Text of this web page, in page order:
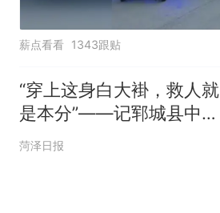
薪点看看 1343跟贴
“穿上这身白大褂，救人就
是本分”——记郓城县中医
医院医生孟长青
菏泽日报